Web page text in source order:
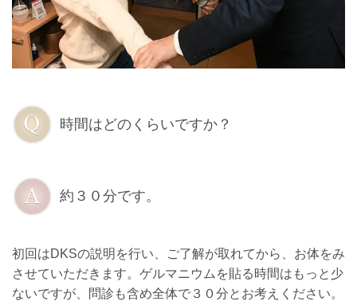
時間はどのくらいですか？
約３０分です。
初回はDKSの説明を行い、ご了解が取れてから、お体をみ
させていただきます。ゲルマニウムを貼る時間はもっと少
ないですが、問診も含め全体で３０分とお考えください。